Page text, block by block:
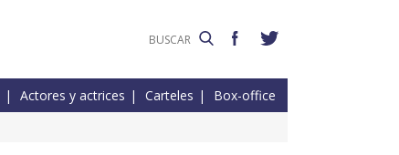
Actores y actrices Carteles Box-office